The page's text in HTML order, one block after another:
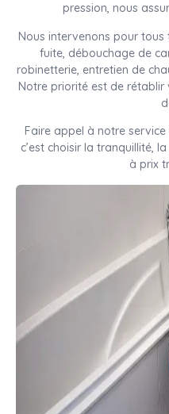
pression, nous
Nous intervenons pour
fuite, débouchage de
robinetterie, entretien de
Notre priorité est de
Faire appel à notre
c’est choisir la tranquillité,
à prix